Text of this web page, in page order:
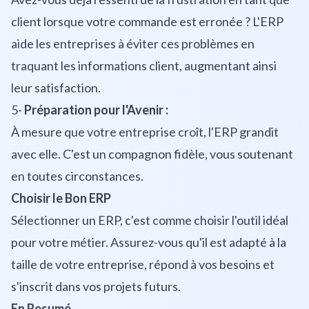
client lorsque votre commande est erronée ? L'ERP
aide les entreprises à éviter ces problèmes en
traquant les informations client, augmentant ainsi
leur satisfaction.
5- Préparation pour l'Avenir :
À mesure que votre entreprise croît, l'ERP grandit
avec elle. C'est un compagnon fidèle, vous soutenant
en toutes circonstances.
Choisir le Bon ERP
Sélectionner un ERP, c'est comme choisir l'outil idéal
pour votre métier. Assurez-vous qu'il est adapté à la
taille de votre entreprise, répond à vos besoins et
s'inscrit dans vos projets futurs.